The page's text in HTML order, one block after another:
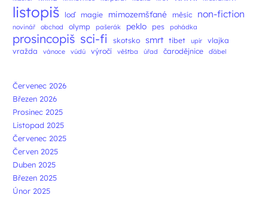
listopiš loď magie mimozemšťané měsíc non-fiction
novinář obchod olymp pašerák peklo pes pohádka
prosincopiš sci-fi skotsko smrt tibet upír
vlajka
vražda
vánoce vúdú výročí věštba úřad čarodějnice ďábel
Červenec 2026
Březen 2026
Prosinec 2025
Listopad 2025
Červenec 2025
Červen 2025
Duben 2025
Březen 2025
Únor 2025